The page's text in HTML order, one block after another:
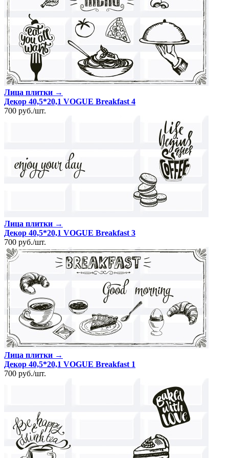
Лица плитки →
Декор 40,5*20,1 VOGUE Breakfast 4
700 руб./шт.
Лица плитки →
Декор 40,5*20,1 VOGUE Breakfast 3
700 руб./шт.
Лица плитки →
Декор 40,5*20,1 VOGUE Breakfast 1
700 руб./шт.